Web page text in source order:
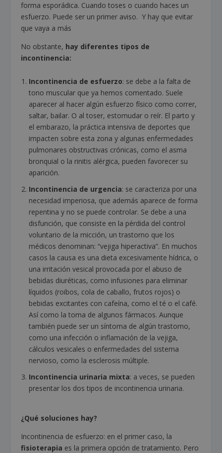
forma esporádica. Cuando toses o cuando haces un
esfuerzo. Puede ser un primer aviso. Y hay que evitar
que vaya a más
No obstante, hay diferentes tipos de
incontinencia:
Incontinencia de esfuerzo: se debe a la falta de
tono muscular que ya hemos comentado. Suele
aparecer al hacer algún esfuerzo físico como correr,
saltar, bailar. O al toser, estornudar o reír. El parto y
el embarazo, la práctica intensiva de deportes que
impacten sobre esta zona y algunas enfermedades
pulmonares obstructivas crónicas, como el asma
bronquial o la rinitis alérgica, pueden favorecer su
aparición.
Incontinencia de urgencia: se caracteriza por una
necesidad imperiosa, que además aparece de forma
repentina y no se puede controlar. Se debe a una
disfunción, que consiste en la pérdida del control
voluntario de la micción, un trastorno que los
médicos denominan: “vejiga hiperactiva”. En muchos
casos la causa es una dieta excesivamente hídrica, o
una irritación vesical provocada por el abuso de
bebidas diuréticas, como infusiones para eliminar
líquidos (roibos, cola de caballo, frutos rojos) o
bebidas excitantes con cafeína, como el té o el café.
Así como la toma de algunos fármacos. Aunque
también puede ser un síntoma de algún trastorno,
como una infección o inflamación de la vejiga,
cálculos vesicales o enfermedades del sistema
nervioso, como la esclerosis múltiple.
Incontinencia urinaria mixta: a veces, se pueden
presentar los dos tipos de incontinencia urinaria.
¿Qué soluciones hay?
Incontinencia de esfuerzo: en el primer caso, la
fisioterapia es la primera opción de tratamiento. Pero